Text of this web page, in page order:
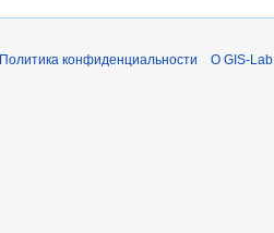
Политика конфиденциальности О GIS-Lab